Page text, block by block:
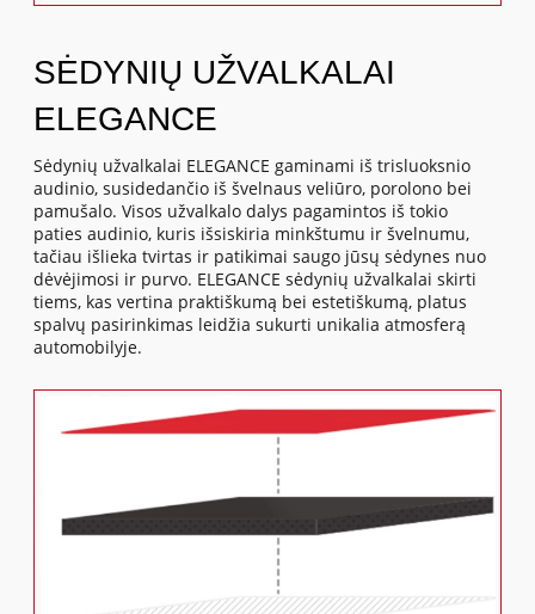
SĖDYNIŲ UŽVALKALAI
ELEGANCE
Sėdynių užvalkalai ELEGANCE gaminami iš trisluoksnio
audinio, susidedančio iš švelnaus veliūro, porolono bei
pamušalo. Visos užvalkalo dalys pagamintos iš tokio
paties audinio, kuris išsiskiria minkštumu ir švelnumu,
tačiau išlieka tvirtas ir patikimai saugo jūsų sėdynes nuo
dėvėjimosi ir purvo. ELEGANCE sėdynių užvalkalai skirti
tiems, kas vertina praktiškumą bei estetiškumą, platus
spalvų pasirinkimas leidžia sukurti unikalia atmosferą
automobilyje.